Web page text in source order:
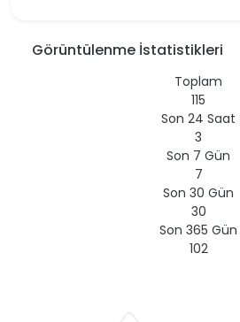
Görüntülenme İstatistikleri
Toplam
115
Son 24 Saat
3
Son 7 Gün
7
Son 30 Gün
30
Son 365 Gün
102